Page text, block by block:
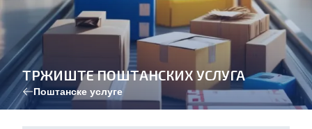
ТРЖИШТЕ ПОШТАНСКИХ УСЛУГА
Поштанске услуге